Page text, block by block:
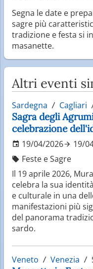
Segna le date e
sagre più
tradizione e festa si
masanette.
Altri eventi
Sardegna Cagliari
Sagra degli
celebrazione
19/04/2026
19/
Feste e Sagre
Il 19 aprile 2026,
celebra la sua
e culturale in una
manifestazioni più
del panorama
sardo.
Veneto Venezia